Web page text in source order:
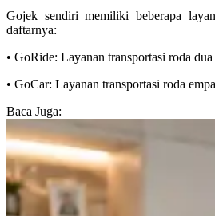
Gojek sendiri memiliki beberapa
daftarnya:
• GoRide: Layanan transportasi roda dua
• GoCar: Layanan transportasi roda
Baca Juga: